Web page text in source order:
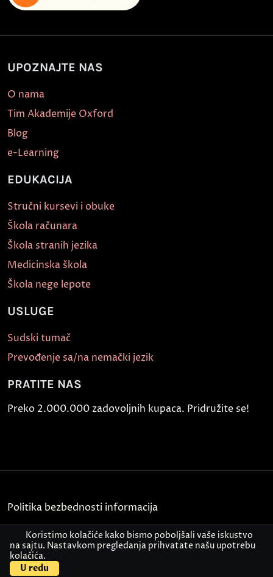
UPOZNAJTE NAS
O nama
Tim Akademije Oxford
Blog
e-Learning
EDUKACIJA
Stručni kursevi i obuke
Škola računara
Škola stranih jezika
Medicinska škola
Škola nege lepote
USLUGE
Sudski tumač
Prevođenje sa/na nemački jezik
PRATITE NAS
Preko 2.000.000 zadovoljnih kupaca. Pridružite se!
Politika bezbednosti informacija
Kontakt
© Akademija Oxford 2026.
Koristimo kolačiće kako bismo poboljšali vaše iskustvo
na sajtu. Nastavkom pregledanja prihvatate našu upotrebu
kolačića.
U redu